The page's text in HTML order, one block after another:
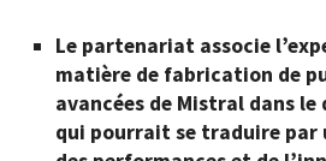
Le partenariat associe
matière de fabrication de
avancées de Mistral dans le
qui pourrait se traduire par